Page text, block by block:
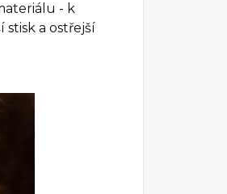
- k
stisk a ostřejší